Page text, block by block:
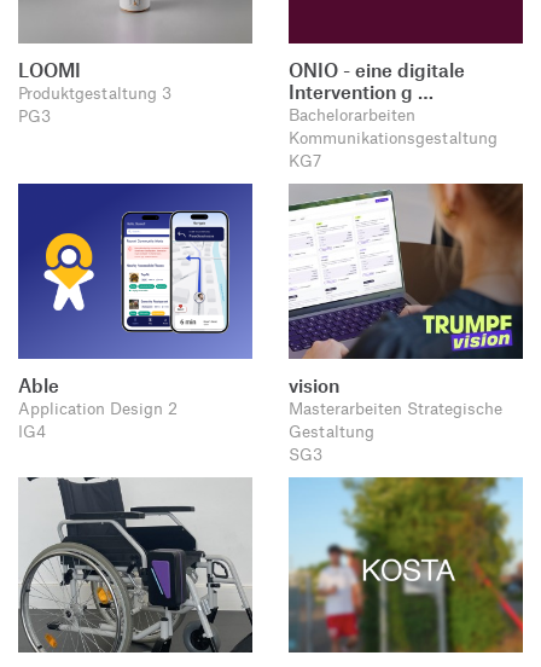
LOOMI
Produktgestaltung 3
PG3
ONIO - eine digitale
Intervention g …
Bachelorarbeiten
Kommunikationsgestaltung
KG7
Able
Application Design 2
IG4
vision
Masterarbeiten Strategische
Gestaltung
SG3